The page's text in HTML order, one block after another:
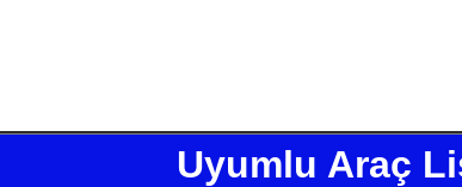
Uyumlu Araç